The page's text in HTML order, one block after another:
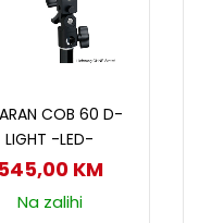
COB 60 D-
LIGHT -LED-
KM
Na zalihi